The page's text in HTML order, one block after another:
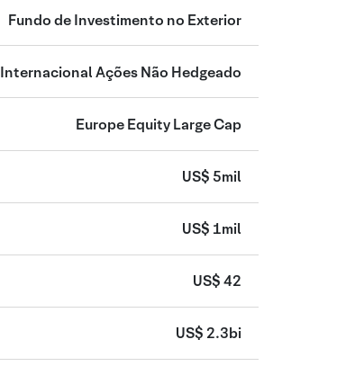
Fundo de Investimento no Exterior
Internacional Ações Não Hedgeado
Europe Equity Large Cap
US$ 5mil
US$ 1mil
US$ 42
US$ 2.3bi